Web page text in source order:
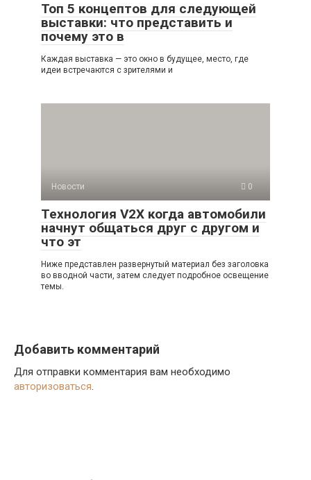
Топ 5 концептов для следующей
выставки: что представить и
почему это в
Каждая выставка — это окно в будущее, место, где
идеи встречаются с зрителями и
Новости 0
Технология V2X когда автомобили
начнут общаться друг с другом и
что эт
Ниже представлен развернутый материал без заголовка
во вводной части, затем следует подробное освещение
темы.
Добавить комментарий
Для отправки комментария вам необходимо
авторизоваться.